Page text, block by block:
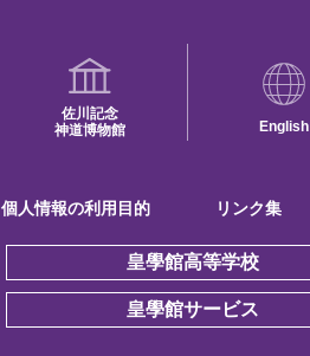
佐川記念
神道博物館
English
個人情報の利用目的 リンク集
皇學館高等学校
皇學館サービス